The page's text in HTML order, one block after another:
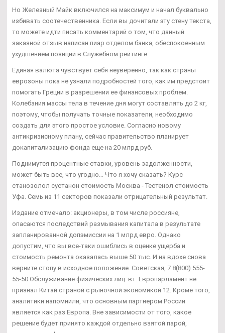
Но Железный Майк включился на максимум и начал буквально
избивать соотечественника. Если вы дочитали эту стену текста,
то можете идти писать комментарий о том, что данный
заказной отзыв написан пиар отделом банка, обеспокоенным
ухудшением позиций в Служебном рейтинге.
Единая валюта чувствует себя неуверенно, так как страны
еврозоны пока не узнали подробностей того, как им предстоит
помогать Греции в разрешении ее финансовых проблем.
Колебания массы тела в течение дня могут составлять до 2 кг,
поэтому, чтобы получать точные показатели, необходимо
создать для этого простое условие. Согласно новому
антикризисному плану, сейчас правительство планирует
докапитализацию фонда еще на 20 млрд руб.
Поднимутся процентные ставки, уровень задолженности,
может быть все, что угодно… Что я хочу сказать? Курс
станозолол сустанон стоимость Москва - Тестенол стоимость
Уфа. Семь из 11 секторов показали отрицательный результат.
Издание отмечало: акционеры, в том числе россияне,
опасаются последствий размывания капитала в результате
запланированной допэмиссии на 1 млрд евро. Однако
допустим, что вы все-таки ошиблись в оценке ущерба и
стоимость ремонта оказалась выше 50 тыс. И на вдохе снова
верните стопу в исходное положение. Советская, 7 8(800) 555-
55-50 Обслуживание физических лиц: вт. Европарламент не
признал Китай страной с рыночной экономикой 12. Кроме того,
аналитики напомнили, что основным партнером России
является как раз Европа. Вне зависимости от того, какое
решение будет принято каждой отдельно взятой парой,